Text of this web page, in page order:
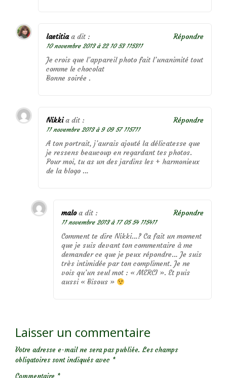
laetitia a dit :
10 novembre 2013 à 22 10 53 115311
Je crois que l’appareil photo fait l’unanimité tout
comme le chocolat
Bonne soirée .
Répondre
Nikki a dit :
11 novembre 2013 à 9 09 57 115711
A ton portrait, j’aurais ajouté la délicatesse que
je ressens beaucoup en regardant tes photos.
Pour moi, tu as un des jardins les + harmonieux
de la blogo …
Répondre
malo a dit :
11 novembre 2013 à 17 05 54 115411
Comment te dire Nikki…? Ca fait un moment
que je suis devant ton commentaire à me
demander ce que je peux répondre… Je suis
très intimidée par ton compliment. Je ne
vois qu’un seul mot : « MERCI ». Et puis
aussi « Bisous »
Répondre
Laisser un commentaire
Votre adresse e-mail ne sera pas publiée. Les champs
obligatoires sont indiqués avec *
Commentaire *